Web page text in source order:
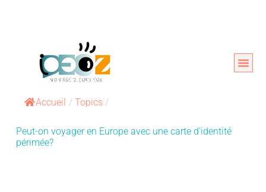
contenuAccueil / Topics /
Peut-on voyager en Europe avec une carte d’identité
périmée?